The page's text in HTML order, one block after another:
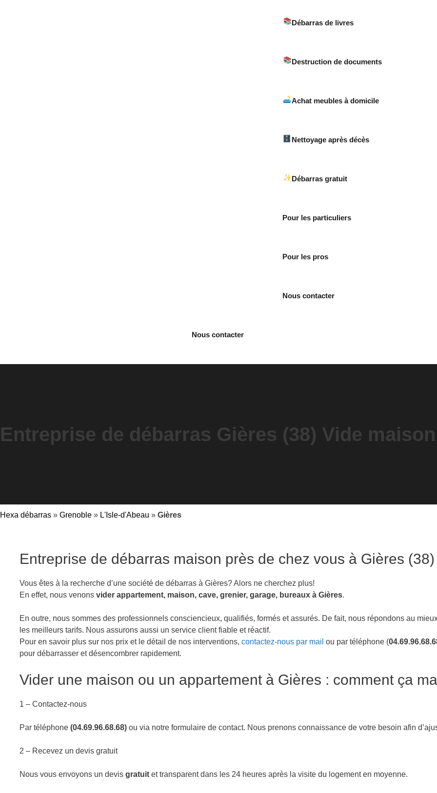
Débarras de livres
Destruction de documents
Achat meubles à domicile
Nettoyage après décès
Débarras gratuit
Pour les particuliers
Pour les pros
Nous contacter
Nous contacter
Entreprise de débarras Gières (38) Vide
Hexa débarras » Grenoble » L'Isle-d'Abeau » Gières
Entreprise de débarras maison près de chez vous à Gières (38)
Vous êtes à la recherche d’une société de débarras à Gières? Alors ne cherchez plus!
En effet, nous venons vider appartement, maison, cave, grenier, garage, bureaux à Gières.
En outre, nous sommes des professionnels consciencieux, qualifiés, formés et assurés. De fait, nous répondons au
les meilleurs tarifs. Nous assurons aussi un service client fiable et réactif.
Pour en savoir plus sur nos prix et le détail de nos interventions, contactez-nous par mail ou par téléphone (
pour débarrasser et désencombrer rapidement.
Vider une maison ou un appartement à Gières : comment ça
1 – Contactez-nous
Par téléphone (04.69.96.68.68) ou via notre formulaire de contact. Nous prenons connaissance de votre besoin afin
2 – Recevez un devis gratuit
Nous vous envoyons un devis gratuit et transparent dans les 24 heures après la visite du logement en moyenne.